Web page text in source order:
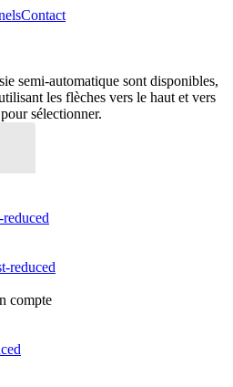
Contact
semi-automatique sont disponibles,
les flèches vers le haut et vers
sélectionner.
compte